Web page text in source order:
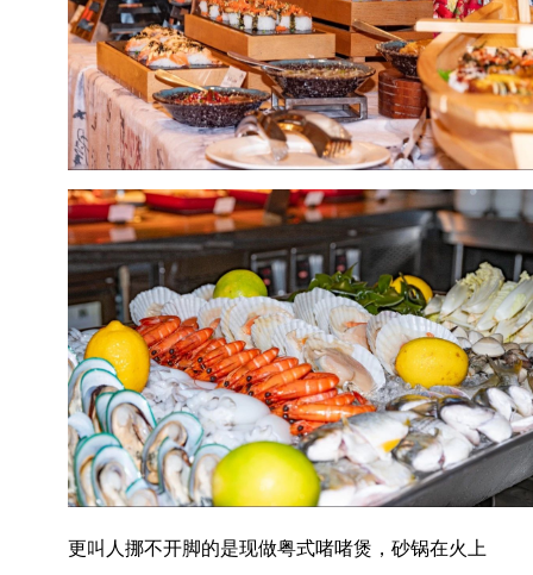
更叫人挪不开脚的是现做粤式啫啫煲，砂锅在火上